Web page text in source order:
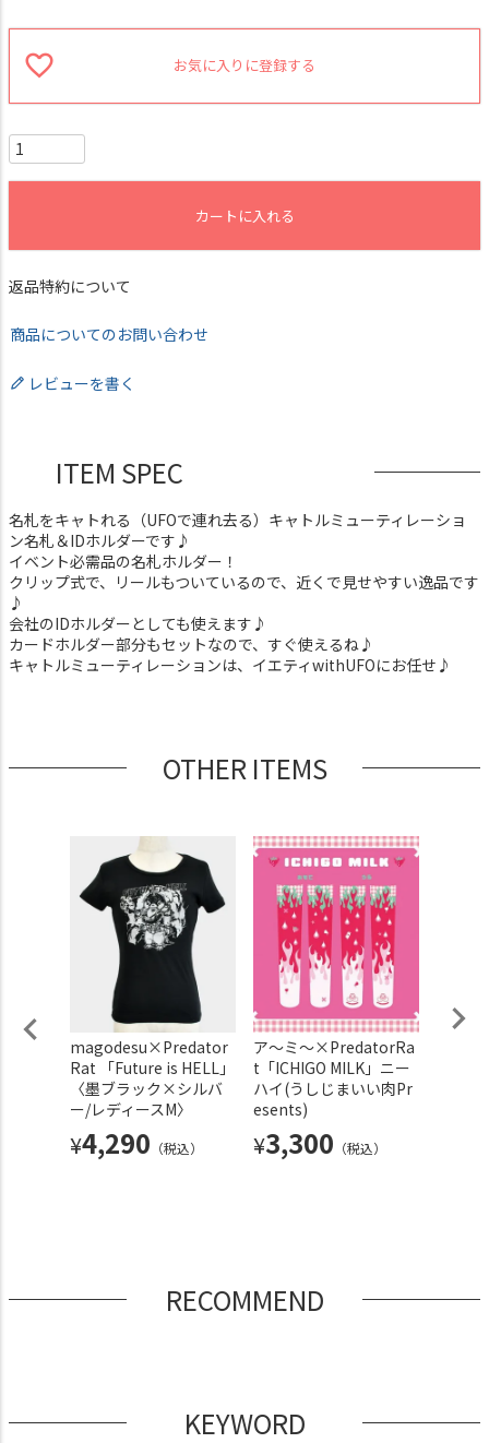
お気に入りに登録する
カートに入れる
返品特約について
商品についてのお問い合わせ
レビューを書く
ITEM SPEC
名札をキャトれる（UFOで連れ去る）キャトルミューティレーショ
ン名札＆IDホルダーです♪
イベント必需品の名札ホルダー！
クリップ式で、リールもついているので、近くで見せやすい逸品です
♪
会社のIDホルダーとしても使えます♪
カードホルダー部分もセットなので、すぐ使えるね♪
キャトルミューティレーションは、イエティwithUFOにお任せ♪
OTHER ITEMS
ラ
magodesu×Predator
Rat 「Future is HELL」
〈墨ブラック×シルバ
ー/レディースM〉
¥4,290 （税込）
ア～ミ～×PredatorRa
t「ICHIGO MILK」ニー
ハイ(うしじまいい肉Pr
esents)
¥3,300 （税込）
RECOMMEND
KEYWORD